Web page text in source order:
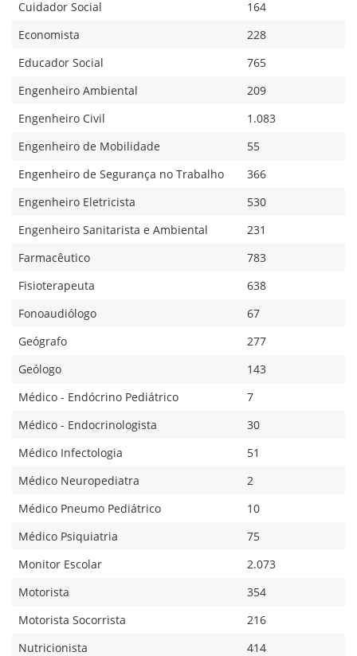
Cuidador Social
164
Economista
228
Educador Social
765
Engenheiro Ambiental
209
Engenheiro Civil
1.083
Engenheiro de Mobilidade
55
Engenheiro de Segurança no Trabalho
366
Engenheiro Eletricista
530
Engenheiro Sanitarista e Ambiental
231
Farmacêutico
783
Fisioterapeuta
638
Fonoaudiólogo
67
Geógrafo
277
Geólogo
143
Médico - Endócrino Pediátrico
7
Médico - Endocrinologista
30
Médico Infectologia
51
Médico Neuropediatra
2
Médico Pneumo Pediátrico
10
Médico Psiquiatria
75
Monitor Escolar
2.073
Motorista
354
Motorista Socorrista
216
Nutricionista
414